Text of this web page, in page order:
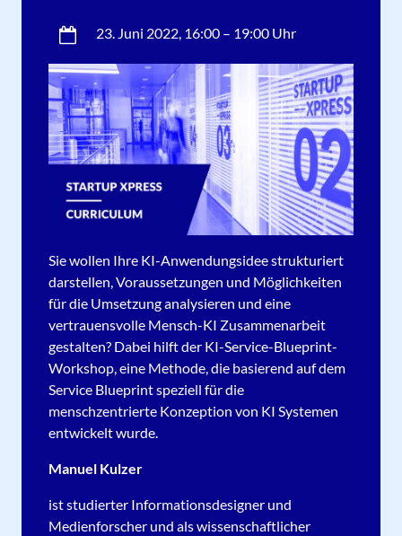
23. Juni 2022, 16:00 – 19:00 Uhr
Sie wollen Ihre KI-Anwendungsidee strukturiert
darstellen, Voraussetzungen und Möglichkeiten
für die Umsetzung analysieren und eine
vertrauensvolle Mensch-KI Zusammenarbeit
gestalten? Dabei hilft der KI-Service-Blueprint-
Workshop, eine Methode, die basierend auf dem
Service Blueprint speziell für die
menschzentrierte Konzeption von KI Systemen
entwickelt wurde.
Manuel Kulzer
ist studierter Informationsdesigner und
Medienforscher und als wissenschaftlicher